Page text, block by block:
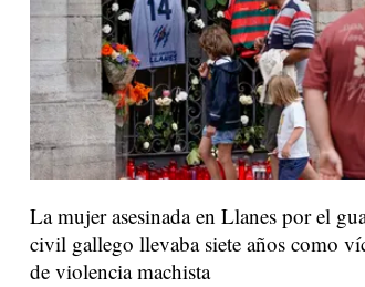
La mujer asesinada en Llanes por el
civil gallego llevaba siete años como
de violencia machista